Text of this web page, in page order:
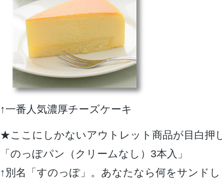
↑一番人気濃厚チーズケーキ
★ここにしかないアウトレット商品が目白押
「のっぽパン（クリームなし）3本入」
↑別名「すのっぽ」。あなたなら何をサンド